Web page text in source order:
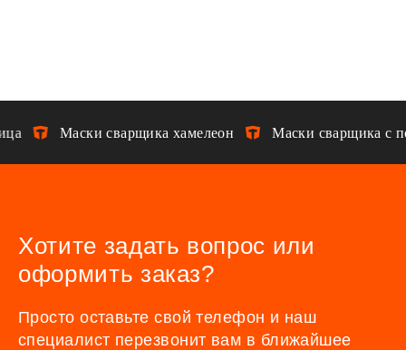
Маски сварщика хамелеон Маски сварщика с
Хотите задать вопрос или
оформить заказ?
Просто оставьте свой телефон и наш
специалист перезвонит вам в ближайшее